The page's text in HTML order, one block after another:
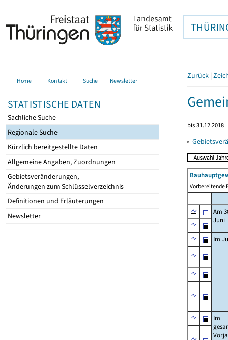
Home Kontakt Suche Newsletter
STATISTISCHE DATEN
Sachliche Suche
Regionale Suche
Kürzlich bereitgestellte Daten
Allgemeine Angaben, Zuordnungen
Gebietsveränderungen,
Änderungen zum Schlüsselverzeichnis
Definitionen und Erläuterungen
Newsletter
Zurück |
bis 31.12.2018
▸
Vorbereitende
Am
Juni
Im
Im